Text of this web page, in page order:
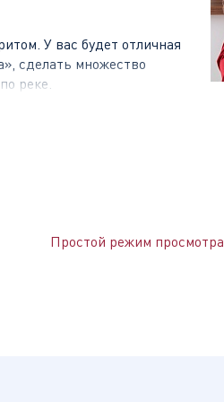
У вас будет отличная
сделать множество
реке.
историей, где произошёл
Простой режим просмотра